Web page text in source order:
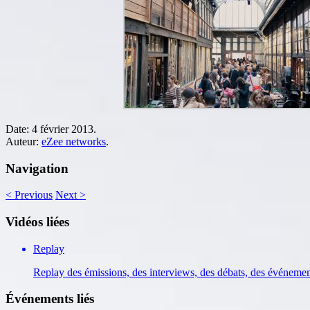
Date: 4 février 2013.
Auteur: eZee networks.
Navigation
< Previous Next >
Vidéos liées
Replay
Replay des émissions, des interviews, des débats, des
Événements liés